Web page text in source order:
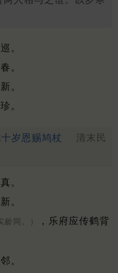
。
。
。
。
岁恩赐鸠杖
清末民
。
。
龄同。）
，乐府应传鹤背
。